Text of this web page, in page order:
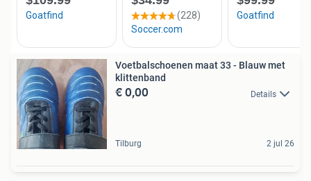
Voetbalschoenen maat 33 - Blauw met
klittenband
€ 0,00 Details
Tilburg 2 jul 26